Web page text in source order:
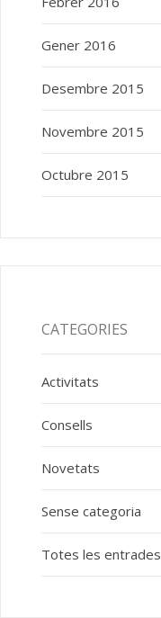
Gener 2016
Desembre 2015
Novembre 2015
Octubre 2015
CATEGORIES
Activitats
Consells
Novetats
Sense categoria
Totes les entrades